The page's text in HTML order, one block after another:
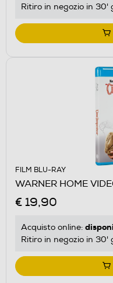
Ritiro in negozio in 30'
FILM BLU-RAY
WARNER HOME
€ 19,90
Acquisto online:
Ritiro in negozio in 30'